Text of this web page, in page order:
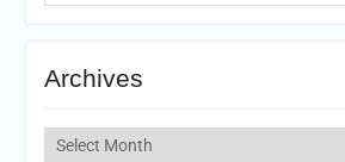
Archives
Archives